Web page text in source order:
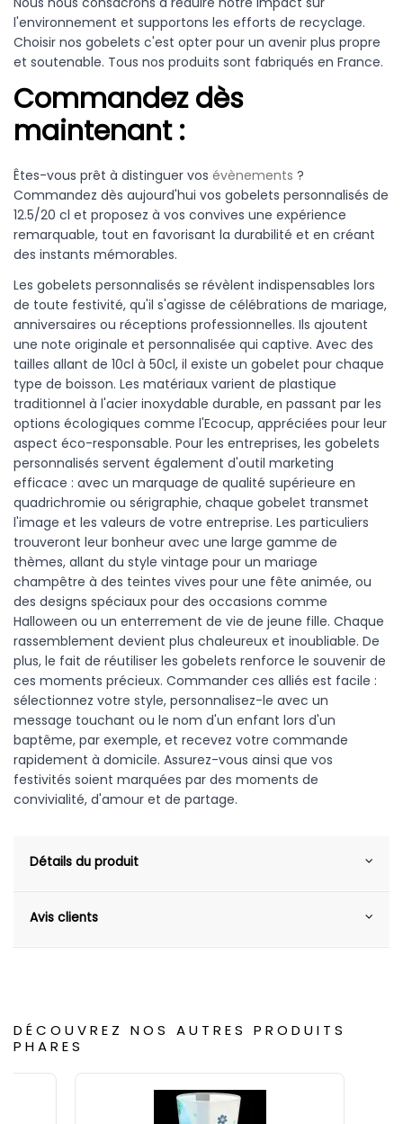
l'environnement et supportons les efforts de recyclage.
Choisir nos gobelets c'est opter pour un avenir plus propre
et soutenable. Tous nos produits sont fabriqués en France.
Commandez dès
maintenant :
Êtes-vous prêt à distinguer vos évènements ?
Commandez dès aujourd'hui vos gobelets personnalisés de
12.5/20 cl et proposez à vos convives une expérience
remarquable, tout en favorisant la durabilité et en créant
des instants mémorables.
Les gobelets personnalisés se révèlent indispensables lors
de toute festivité, qu'il s'agisse de célébrations de mariage,
anniversaires ou réceptions professionnelles. Ils ajoutent
une note originale et personnalisée qui captive. Avec des
tailles allant de 10cl à 50cl, il existe un gobelet pour chaque
type de boisson. Les matériaux varient de plastique
traditionnel à l'acier inoxydable durable, en passant par les
options écologiques comme l'Ecocup, appréciées pour leur
aspect éco-responsable. Pour les entreprises, les gobelets
personnalisés servent également d'outil marketing
efficace : avec un marquage de qualité supérieure en
quadrichromie ou sérigraphie, chaque gobelet transmet
l'image et les valeurs de votre entreprise. Les particuliers
trouveront leur bonheur avec une large gamme de
thèmes, allant du style vintage pour un mariage
champêtre à des teintes vives pour une fête animée, ou
des designs spéciaux pour des occasions comme
Halloween ou un enterrement de vie de jeune fille. Chaque
rassemblement devient plus chaleureux et inoubliable. De
plus, le fait de réutiliser les gobelets renforce le souvenir de
ces moments précieux. Commander ces alliés est facile :
sélectionnez votre style, personnalisez-le avec un
message touchant ou le nom d'un enfant lors d'un
baptême, par exemple, et recevez votre commande
rapidement à domicile. Assurez-vous ainsi que vos
festivités soient marquées par des moments de
convivialité, d'amour et de partage.
Détails du produit
Avis clients
DÉCOUVREZ NOS AUTRES PRODUITS
PHARES